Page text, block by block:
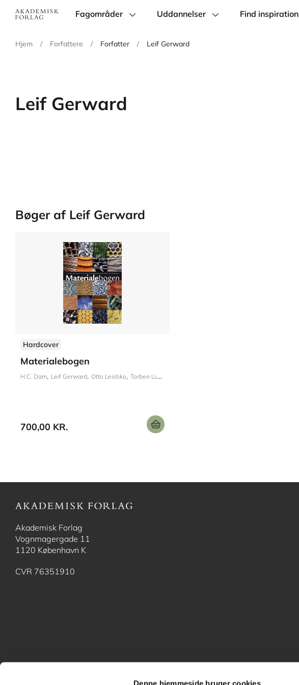
Denne hjemmeside bruger cookies
Main
Fagområder Uddannelser Find inspiration
Hjem / Forfattere / Forfatter / Leif Gerward
Leif Gerward
Bøger af Leif Gerward
Hardcover
Materialebogen
H.C. Dam Leif Gerward Otto Leistiko Torben Lindemark
700,00 KR.
Akademisk Forlag
Vognmagergade 11
1120 København K
CVR 76351910